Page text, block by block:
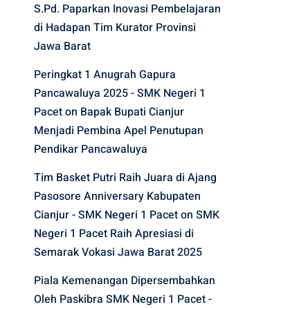
S.Pd. Paparkan Inovasi Pembelajaran
di Hadapan Tim Kurator Provinsi
Jawa Barat
Peringkat 1 Anugrah Gapura
Pancawaluya 2025 - SMK Negeri 1
Paceton Bapak Bupati Cianjur
Menjadi Pembina Apel Penutupan
Pendikar Pancawaluya
Tim Basket Putri Raih Juara di Ajang
Pasosore Anniversary Kabupaten
Cianjur - SMK Negeri 1 Paceton SMK
Negeri 1 Pacet Raih Apresiasi di
Semarak Vokasi Jawa Barat 2025
Piala Kemenangan Dipersembahkan
Oleh Paskibra SMK Negeri 1 Pacet -